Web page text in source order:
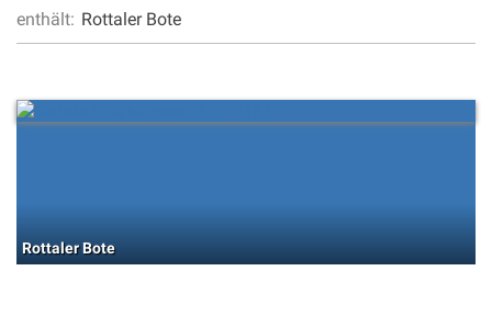
enthält: Rottaler Bote
Rottaler Bote